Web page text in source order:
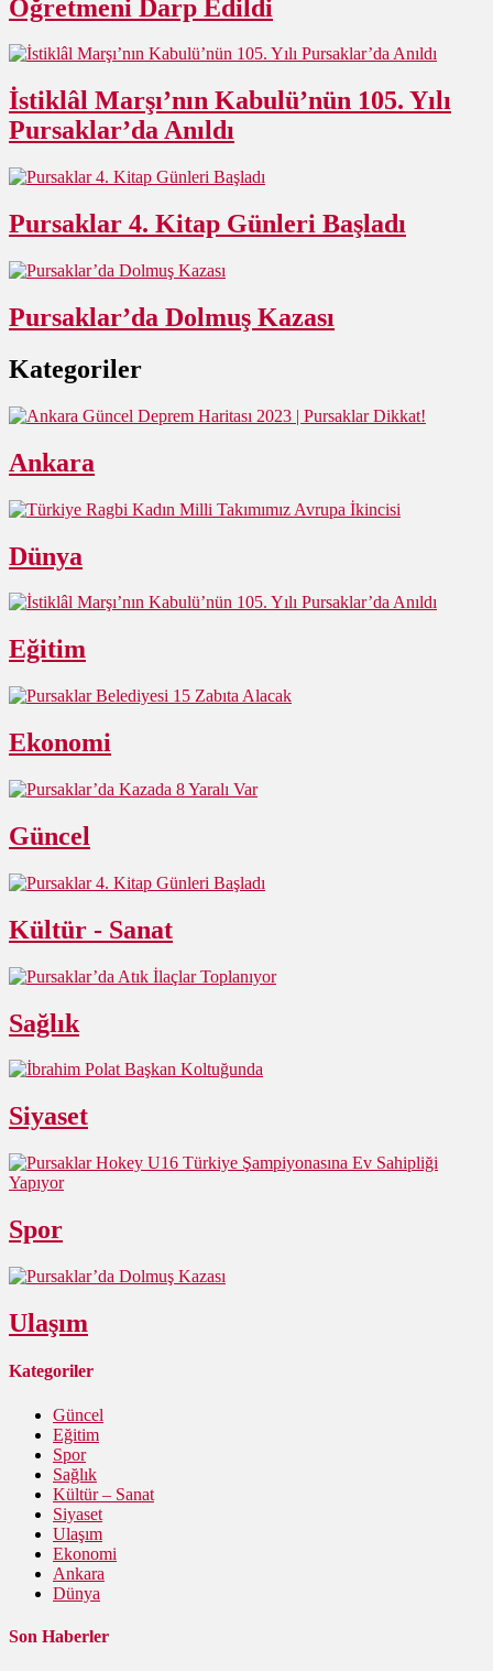
Öğretmeni Darp Edildi
İstiklâl Marşı’nın Kabulü’nün 105. Yılı
Pursaklar’da Anıldı
Pursaklar 4. Kitap Günleri Başladı
Pursaklar’da Dolmuş Kazası
Kategoriler
Ankara
Dünya
Eğitim
Ekonomi
Güncel
Kültür - Sanat
Sağlık
Siyaset
Spor
Ulaşım
Kategoriler
Güncel
Eğitim
Spor
Sağlık
Kültür – Sanat
Siyaset
Ulaşım
Ekonomi
Ankara
Dünya
Son Haberler